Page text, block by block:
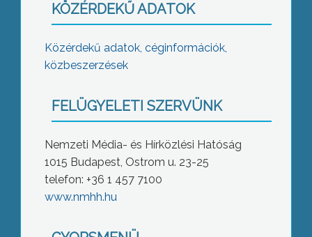
KÖZÉRDEKŰ ADATOK
Közérdekű adatok, céginformációk,
közbeszerzések
FELÜGYELETI SZERVÜNK
Nemzeti Média- és Hírközlési Hatóság
1015 Budapest, Ostrom u. 23-25
telefon: +36 1 457 7100
www.nmhh.hu